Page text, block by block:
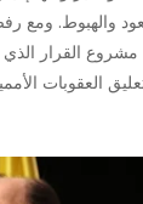
والهبوط. ومع
مشروع القرار
العقوبات